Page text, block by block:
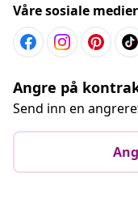
Våre sosiale medier
Angre på
Send inn en